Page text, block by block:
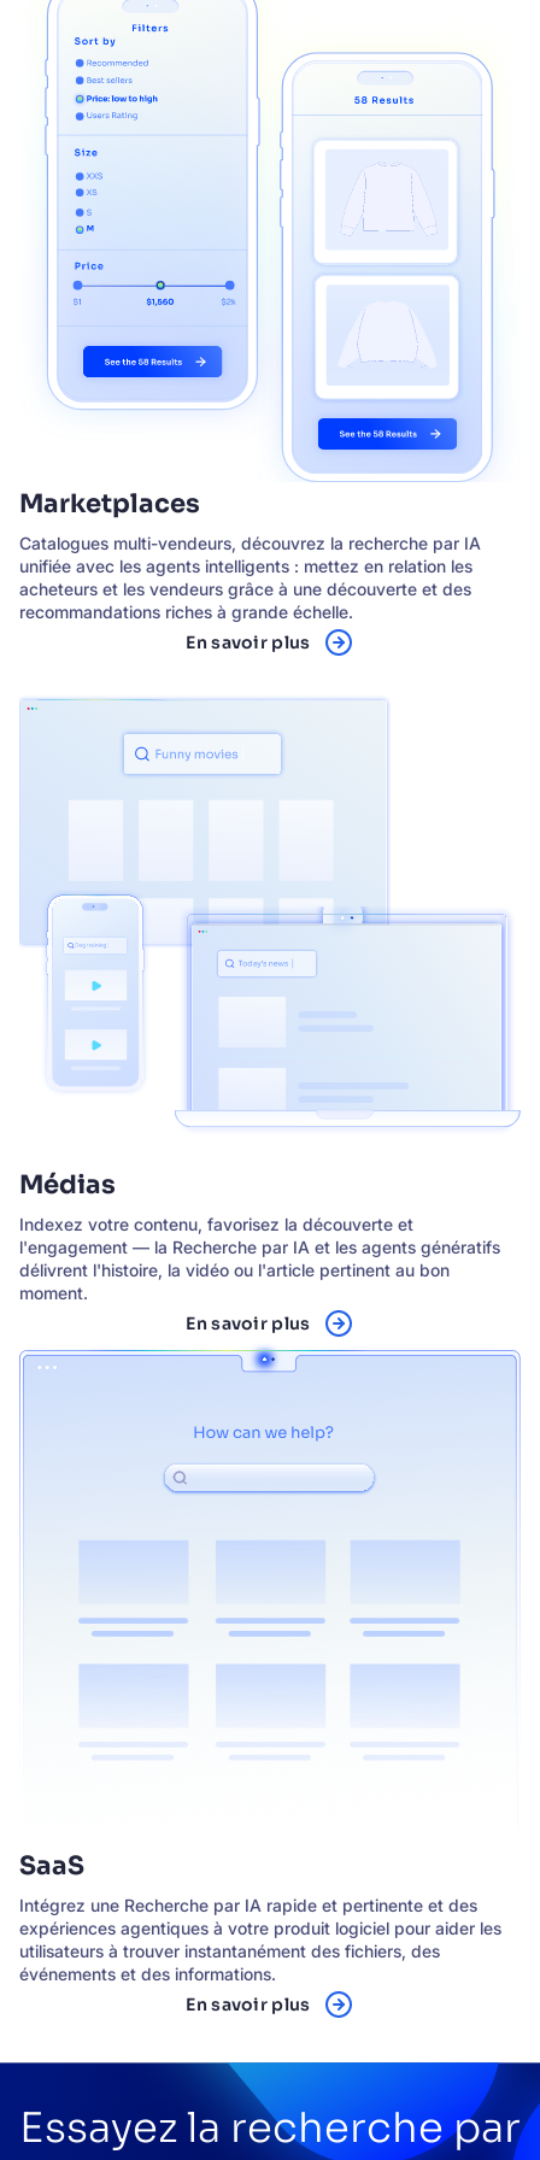
Marketplaces
Catalogues multi-vendeurs, découvrez la recherche par IA
unifiée avec les agents intelligents : mettez en relation les
acheteurs et les vendeurs grâce à une découverte et des
recommandations riches à grande échelle.
En savoir plus
Médias
Indexez votre contenu, favorisez la découverte et
l'engagement — la Recherche par IA et les agents génératifs
délivrent l'histoire, la vidéo ou l'article pertinent au bon
moment.
En savoir plus
SaaS
Intégrez une Recherche par IA rapide et pertinente et des
expériences agentiques à votre produit logiciel pour aider les
utilisateurs à trouver instantanément des fichiers, des
événements et des informations.
En savoir plus
Essayez la recherche par